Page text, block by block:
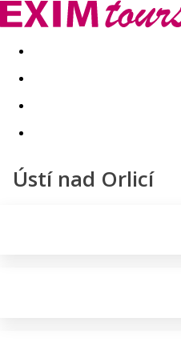
Akční nabídky Last minute
Ústí nad Orlicí